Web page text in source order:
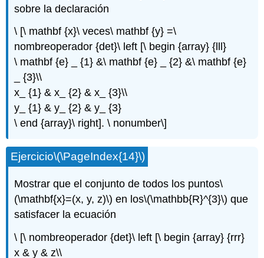
sobre la declaración
\ [\ mathbf {x}\ veces\ mathbf {y} =\
nombreoperador {det}\ left [\ begin {array} {lll}
\ mathbf {e} _ {1} &\ mathbf {e} _ {2} &\ mathbf {e}
_ {3}\\
x_ {1} & x_ {2} & x_ {3}\\
y_ {1} & y_ {2} & y_ {3}
\ end {array}\ right]. \ nonumber\]
Ejercicio\(\PageIndex{14}\)
Mostrar que el conjunto de todos los puntos\
(\mathbf{x}=(x, y, z)\) en los\(\mathbb{R}^{3}\) que
satisfacer la ecuación
\ [\ nombreoperador {det}\ left [\ begin {array} {rrr}
x & y & z\\